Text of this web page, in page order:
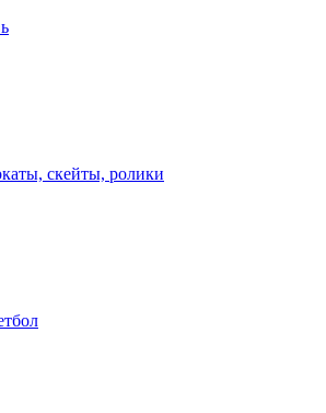
скейты, ролики